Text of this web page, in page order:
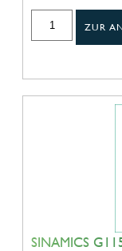
ZUR
SINAMICS